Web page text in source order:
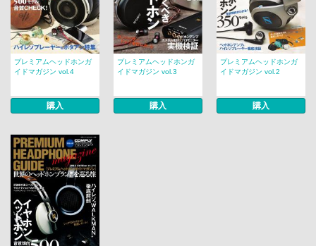
プレミアムヘッドホンガ
イドマガジン vol.4
購入
プレミアムヘッドホンガ
イドマガジン vol.3
購入
プレミアムヘッドホンガ
イドマガジン vol.2
購入